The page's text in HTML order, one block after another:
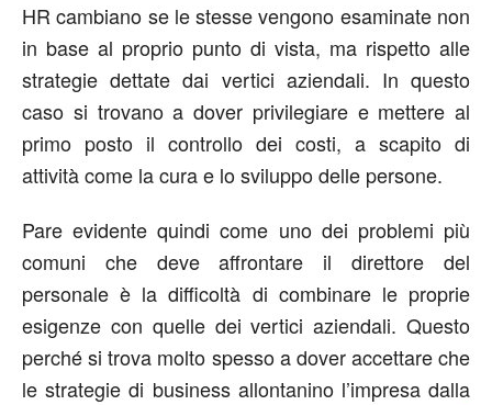
HR cambiano se le stesse vengono esaminate non
in base al proprio punto di vista, ma rispetto alle
strategie dettate dai vertici aziendali. In questo
caso si trovano a dover privilegiare e mettere al
primo posto il controllo dei costi, a scapito di
attività come la cura e lo sviluppo delle persone.
Pare evidente quindi come uno dei problemi più
comuni che deve affrontare il direttore del
personale è la difficoltà di combinare le proprie
esigenze con quelle dei vertici aziendali. Questo
perché si trova molto spesso a dover accettare che
le strategie di business allontanino l’impresa dalla